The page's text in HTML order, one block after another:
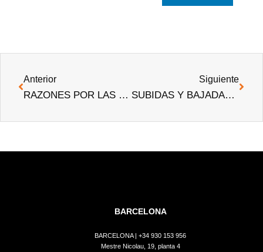
Anterior
RAZONES POR LAS QUE LOS EXTRANJEROS INVIERTEN EN ESPAÑA
Siguiente
SUBIDAS Y BAJADAS EN LOS ALQUILERES, ASÍ HAN CAMBIADO LOS PRECIOS EN MADRID Y BARCELONA
BARCELONA
BARCELONA | +34 930 153 956
Mestre Nicolau, 19, planta 4